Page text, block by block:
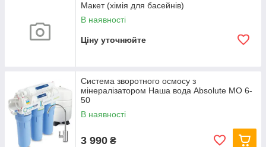
Макет (хімія для басейнів)
В наявності
Ціну уточнюйте
Система зворотного осмосу з
мінералізатором Наша вода Absolute МО 6-
50
В наявності
3 990 ₴